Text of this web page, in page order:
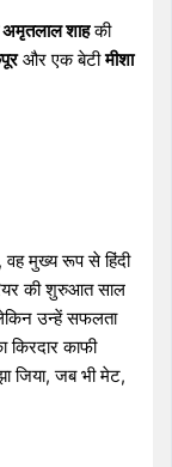
अमृतलाल शाहकी
और एक बेटीमीशा
मुख्य रूप से हिंदी
की शुरुआत साल
उन्हें सफलता
काफी
जिया, जब भी मेट,